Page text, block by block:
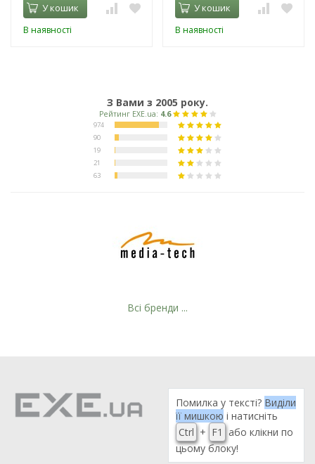
У кошик
В наявності
У кошик
В наявності
З Вами з 2005 року.
90
19
Всі бренди ...
Помилка у тексті? Виділи
її мишкою і натисніть
Ctrl + F1
або клікни по
цьому блоку!